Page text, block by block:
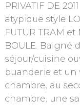
PRIVATIF DE
atypique style
FUTUR TRAM et
BOULE. Baigné
séjour/cuisine
buanderie et un
chambre, au
chambre, une